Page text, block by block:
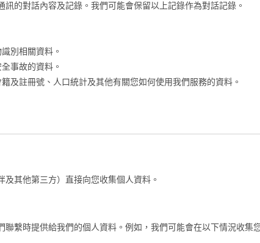
的對話內容及記錄。我們可能會保留以上記錄作為對話記錄。
別相關資料。
事故的資料。
及註冊號、人口統計及其他有關您如何使用我們服務的資料。
其他第三方）直接向您收集個人資料。
繫時提供給我們的個人資料。例如，我們可能會在以下情況收集